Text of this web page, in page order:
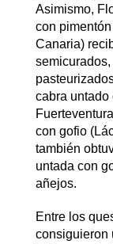
Asimismo,
con
Canaria)
cabra untado
con gofio
también
untada con
añejos.
Entre los
consiguieron